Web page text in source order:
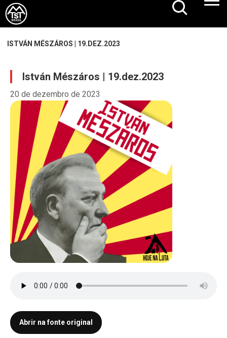
ISTVÁN MÉSZÁROS | 19.DEZ.2023
István Mészáros | 19.dez.2023
20 de dezembro de 2023
Abrir na fonte original